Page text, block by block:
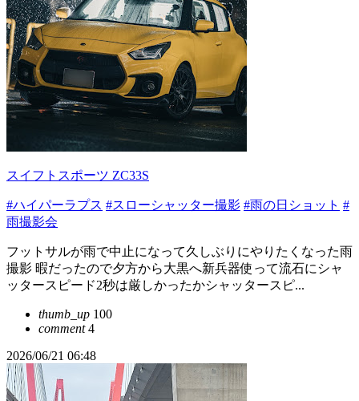
スイフトスポーツ ZC33S
#ハイパーラプス #スローシャッター撮影 #雨の日ショット #
雨撮影会
フットサルが雨で中止になって久しぶりにやりたくなった雨
撮影 暇だったので夕方から大黒へ新兵器使って流石にシャ
ッタースピード2秒は厳しかったかシャッタースピ...
thumb_up 100
comment4
2026/06/21 06:48